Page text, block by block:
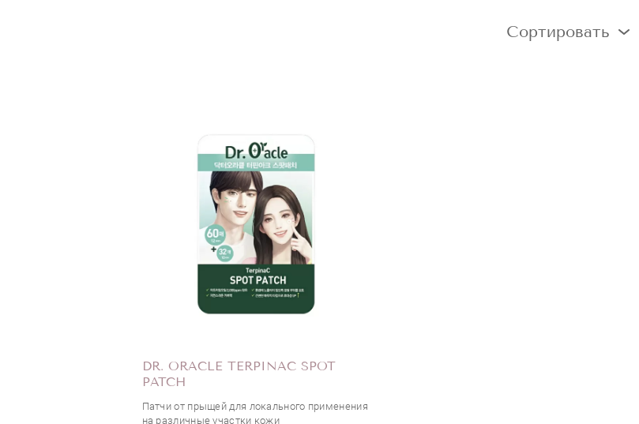
Сортировать
DR. ORACLE TERPINAC SPOT
PATCH
Патчи от прыщей для локального применения
на различные участки кожи